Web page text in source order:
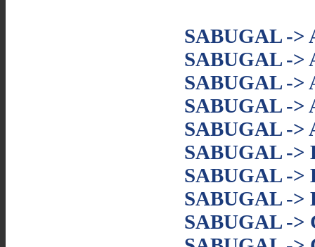
SABUGAL ->
SABUGAL ->
SABUGAL ->
SABUGAL -
SABUGAL ->
SABUGAL ->
SABUGAL ->
SABUGAL ->
SABUGAL ->